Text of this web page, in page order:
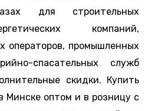
для строительных
компаний,
операторов, промышленных
спасательных служб
скидки. Купить
Минске оптом и в розницу с